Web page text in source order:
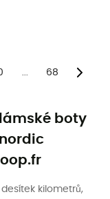
68
boty
kilometrů,